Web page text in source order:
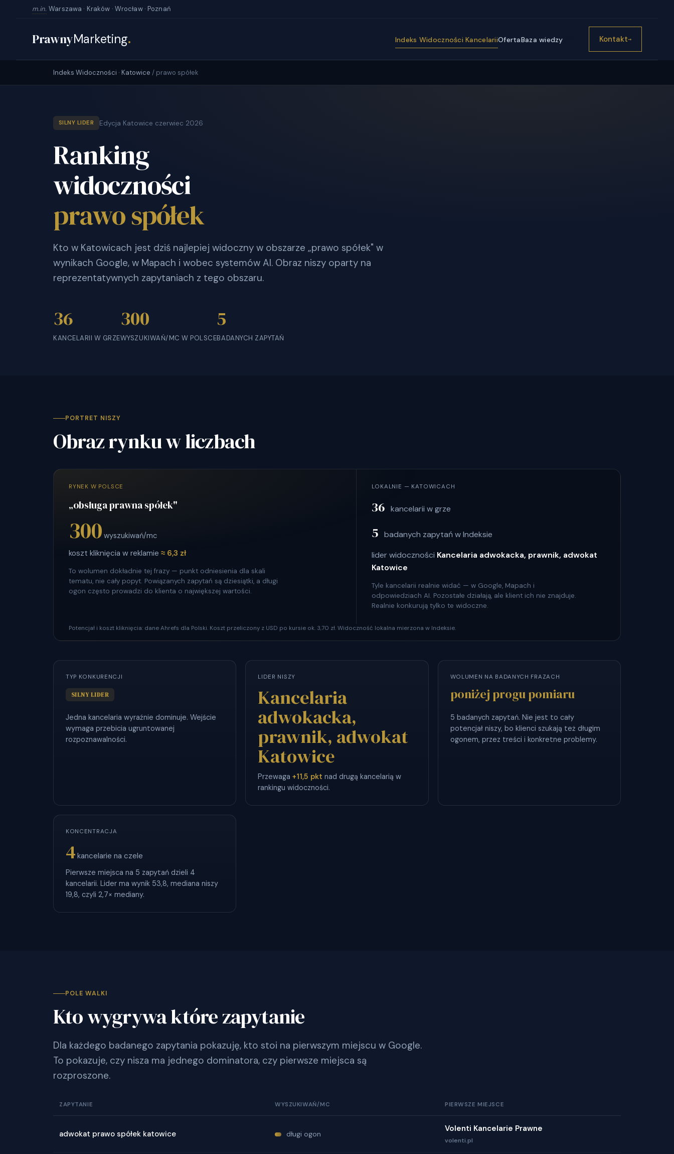
m.in. Warszawa · Kraków · Wrocław · Poznań
PrawnyMarketing. Indeks Widoczności KancelariiOfertaBaza wiedzy Kontakt→
Indeks Widoczności · Katowice / prawo spółek
SILNY LIDER Edycja Katowice czerwiec 2026
Ranking
widoczności
prawo spółek
Kto w Katowicach jest dziś najlepiej widoczny w obszarze „prawo spółek" w
wynikach Google, w Mapach i wobec systemów AI. Obraz niszy oparty na
reprezentatywnych zapytaniach z tego obszaru.
36
KANCELARII W GRZE
300
WYSZUKIWAŃ/MC W POLSCE
5
BADANYCH ZAPYTAŃ
PORTRET NISZY
Obraz rynku w liczbach
RYNEK W POLSCE
„obsługa prawna spółek"
300 wyszukiwań/mc
koszt kliknięcia w reklamie ≈ 6,3 zł
To wolumen dokładnie tej frazy — punkt odniesienia dla skali
tematu, nie cały popyt. Powiązanych zapytań są dziesiątki, a długi
ogon często prowadzi do klienta o największej wartości.
LOKALNIE — KATOWICACH
36 kancelarii w grze
5 badanych zapytań w Indeksie
lider widoczności Kancelaria adwokacka, prawnik, adwokat
Katowice
Tyle kancelarii realnie widać — w Google, Mapach i
odpowiedziach AI. Pozostałe działają, ale klient ich nie znajduje.
Realnie konkurują tylko te widoczne.
Potencjał i koszt kliknięcia: dane Ahrefs dla Polski. Koszt przeliczony z USD po kursie ok. 3,70 zł. Widoczność lokalna mierzona w Indeksie.
TYP KONKURENCJI
SILNY LIDER
Jedna kancelaria wyraźnie dominuje. Wejście
wymaga przebicia ugruntowanej
rozpoznawalności.
LIDER NISZY
Kancelaria
adwokacka,
prawnik, adwokat
Katowice
Przewaga+11,5 pkt nad drugą kancelarią w
rankingu widoczności.
WOLUMEN NA BADANYCH FRAZACH
poniżej progu pomiaru
5 badanych zapytań. Nie jest to cały
potencjał niszy, bo klienci szukają też długim
ogonem, przez treści i konkretne problemy.
KONCENTRACJA
4 kancelarie na czele
Pierwsze miejsca na 5 zapytań dzieli 4
kancelarii. Lider ma wynik 53,8, mediana niszy
19,8, czyli 2,7× mediany.
POLE WALKI
Kto wygrywa które zapytanie
Dla każdego badanego zapytania pokazuję, kto stoi na pierwszym miejscu w Google.
To pokazuje, czy nisza ma jednego dominatora, czy pierwsze miejsca są
rozproszone.
ZAPYTANIE WYSZUKIWAŃ/MC PIERWSZE MIEJSCE
adwokat prawo spółek katowice długi ogon
Volenti Kancelarie Prawne
volenti.pl